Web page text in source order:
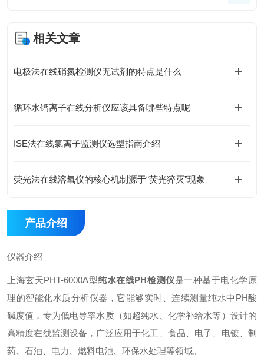
相关文章
电极法在线硝氮检测仪无试剂的特点是什么
循环水钙离子在线分析仪应该具备哪些特点呢
ISE法在线氯离子监测仪选型指南介绍
荧光法在线溶氧仪的核心机制源于“荧光猝灭”现象
产品介绍
仪器介绍
上海玄天PHT-6000A型纯水在线PH检测仪是一种基于电化学原
理的智能化水质分析仪器，它能够实时、连续测量纯水中PH酸
碱度值，专为低电导率水质（如超纯水、化学补给水等）设计的
高精度在线监测设备，广泛应用于化工、食品、电子、电镀、制
药、石油、电力、燃料电池、环保水处理等领域。